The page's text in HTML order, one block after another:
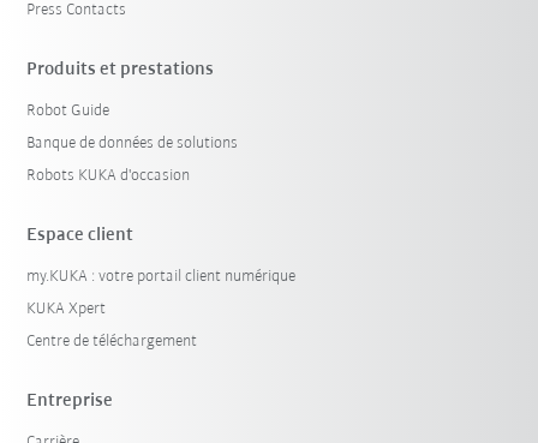
Press Contacts
Produits et prestations
Robot Guide
Banque de données de solutions
Robots KUKA d'occasion
Espace client
my.KUKA : votre portail client numérique
KUKA Xpert
Centre de téléchargement
Entreprise